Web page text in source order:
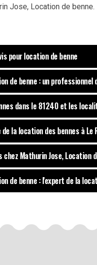
Jose, Location de benne.
pour location de benne
de benne : un
dans le 81240 et les
la location des bennes à Le
chez Mathurin Jose, Location
de benne : l'expert de la